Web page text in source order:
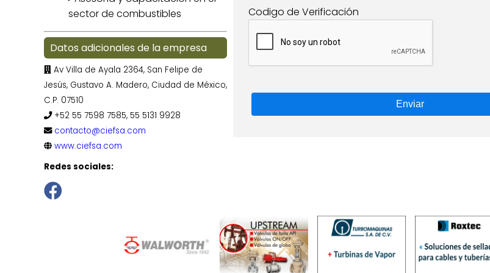
sector de combustibles
Datos adicionales de la empresa
Av Villa de Ayala 2364, San Felipe de
Jesús, Gustavo A. Madero, Ciudad de México,
C.P. 07510
+52 55 7598 7585, 55 5131 9928
contacto@ciefsa.com
www.ciefsa.com
Redes sociales:
Codigo de Verificación
Enviar